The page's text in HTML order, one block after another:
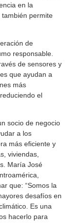
en la
permite
de
responsable.
de sensores y
que ayudan a
más
el
socio de negocio
a los
más eficiente y
viviendas,
María José
que: “Somos la
desafíos en
Es una
hacerlo para